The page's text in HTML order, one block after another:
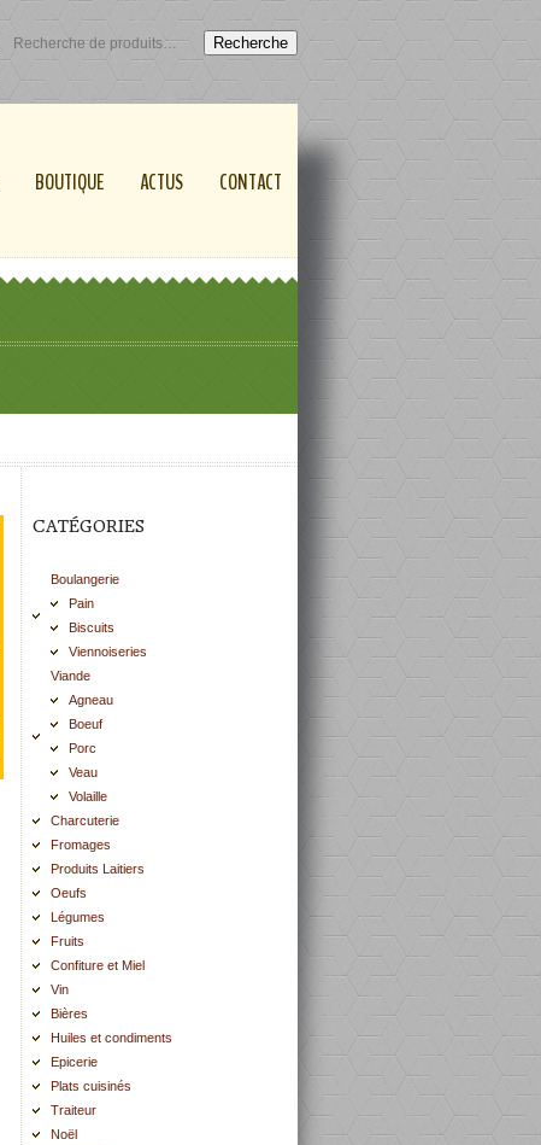
Recherche
BOUTIQUE ACTUS CONTACT
CATÉGORIES
Boulangerie
Pain
Biscuits
Viennoiseries
Viande
Agneau
Boeuf
Porc
Veau
Volaille
Charcuterie
Fromages
Produits Laitiers
Oeufs
Légumes
Fruits
Confiture et Miel
Vin
Bières
Huiles et condiments
Epicerie
Plats cuisinés
Traiteur
Noël